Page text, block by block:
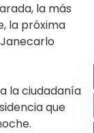
la más
la próxima
la ciudadanía
que